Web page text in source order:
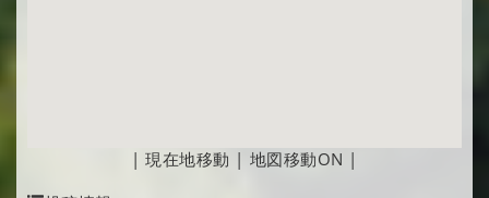
|現在地移動 | 地図移動ON |